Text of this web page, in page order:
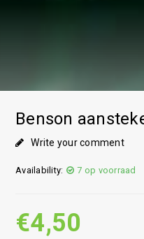
Benson
Write your comment
Availability: 7 op voorraad
€4,50